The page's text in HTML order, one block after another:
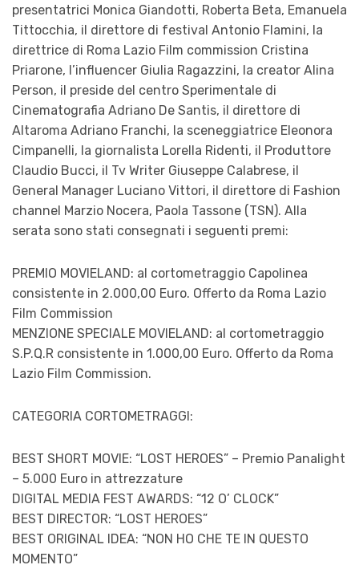
presentatrici Monica Giandotti, Roberta Beta, Emanuela
Tittocchia, il direttore di festival Antonio Flamini, la
direttrice di Roma Lazio Film commission Cristina
Priarone, l’influencer Giulia Ragazzini, la creator Alina
Person, il preside del centro Sperimentale di
Cinematografia Adriano De Santis, il direttore di
Altaroma Adriano Franchi, la sceneggiatrice Eleonora
Cimpanelli, la giornalista Lorella Ridenti, il Produttore
Claudio Bucci, il Tv Writer Giuseppe Calabrese, il
General Manager Luciano Vittori, il direttore di Fashion
channel Marzio Nocera, Paola Tassone (TSN). Alla
serata sono stati consegnati i seguenti premi:
PREMIO MOVIELAND: al cortometraggio Capolinea
consistente in 2.000,00 Euro. Offerto da Roma Lazio
Film Commission
MENZIONE SPECIALE MOVIELAND: al cortometraggio
S.P.Q.R consistente in 1.000,00 Euro. Offerto da Roma
Lazio Film Commission.
CATEGORIA CORTOMETRAGGI:
BEST SHORT MOVIE: “LOST HEROES” – Premio Panalight
– 5.000 Euro in attrezzature
DIGITAL MEDIA FEST AWARDS: “12 O’ CLOCK”
BEST DIRECTOR: “LOST HEROES”
BEST ORIGINAL IDEA: “NON HO CHE TE IN QUESTO
MOMENTO”